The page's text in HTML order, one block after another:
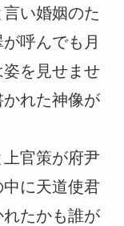
い婚姻のた
呼んでも月
を見せませ
れた神像が
官策が府尹
に天道使君
たかも誰が